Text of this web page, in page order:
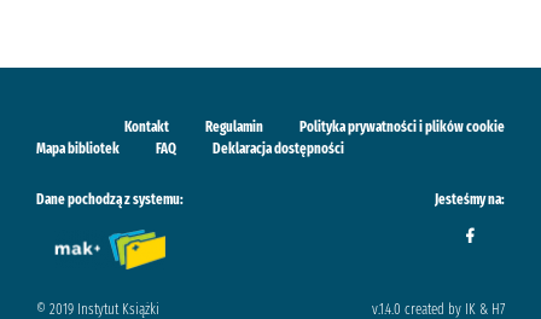
Kontakt Regulamin
Polityka prywatności i plików cookie
Mapa bibliotek
FAQ Deklaracja dostępności
Dane pochodzą z systemu: Jesteśmy na:
© 2019 Instytut Książki v.1.4.0 created by IK & H7